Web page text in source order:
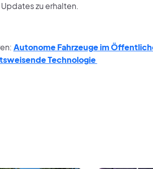
zu erhalten.
Autonome Fahrzeuge im
Technologie